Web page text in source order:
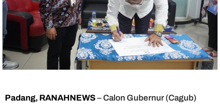
r
d
i
T
a
n
d
a
n
Padang, RANAHNEWS – Calon Gubernur (Cagub)